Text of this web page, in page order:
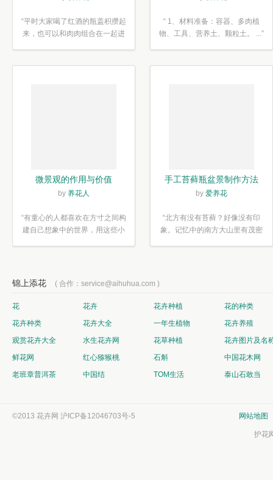
“平时大家喝了红酒的瓶盖积攒起
来，也可以和肉肉组合在一起进
“ 1、材料准备：容器、多肉植
物、工具、营养土、颗粒土。 ...”
微景观的作用与价值
by 养花人
“有童心的人都喜欢在方寸之间构
建自己想象中的世界，用这些小
手工苔藓瓶盆景制作方法
by 爱养花
“北方有没有苔藓？好像没有印
象。记忆中的南方大山里有茂密
锦上添花 ( 合作：service@aihuhua.com )
花 花卉 花卉种植
花的种类
花卉种类
花卉大全 一年生植物
花卉养殖
观赏花卉大全
水生花卉网 花草种植
花卉图片及名
鲜花网
红心猕猴桃 石斛
中国花木网
老班章普洱茶
中国结 TOM生活 泰山石敢当
©2013 花卉网 沪ICP备12046703号-5 网站地图
护花